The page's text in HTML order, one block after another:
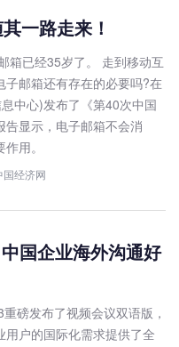
一路走来！
箱已经35岁了。 走到移动互
邮箱还有存在的必要吗?在
中心)发布了《第40次中国
显示，电子邮箱不会消
用。
经济网
国企业海外沟通好
磅发布了视频会议双语版，
户的国际化需求提供了全